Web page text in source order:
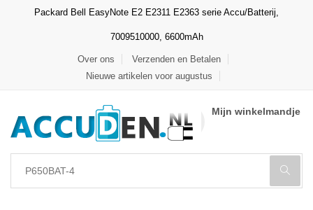
Packard Bell EasyNote E2 E2311 E2363 serie Accu/Batterij,
7009510000, 6600mAh
Over ons
Verzenden en Betalen
Nieuwe artikelen voor augustus
Mijn winkelmandje